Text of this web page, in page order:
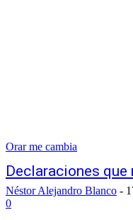
Orar me cambia
Declaraciones que
Néstor Alejandro Blanco -
0